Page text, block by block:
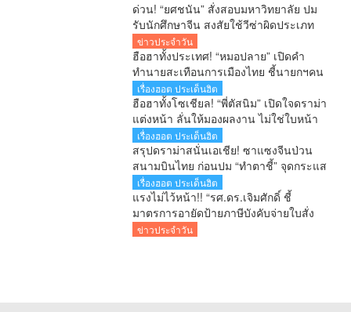
ด่วน! “ยศชนัน” สั่งสอบมหาวิทยาลัย ปม
รับนักศึกษาจีน สงสัยใช้วีซ่าผิดประเภท
ลั่นพบจะเอาผิด
ข่าวประจำวัน
ฮือฮาทั้งประเทศ! “หมอปลาย” เปิดคำ
ทำนายสะเทือนการเมืองไทย ชี้นายกฯคน
ใหม่ หนุ่มหน้าใหม่ พรรคใหม่ โปรไฟล์
แกร่ง แบ็กแน่น ท่านยมบอก
เรื่องฮอต ประเด็นฮิต
ฮือฮาทั้งโซเชียล! “พี่ตัสนิม” เปิดใจดราม่า
แต่งหน้า ลั่นให้มองผลงาน ไม่ใช่ใบหน้า
เตือนคอมเมนต์เกินเลยระวังผิดกฎหมาย
เรื่องฮอต ประเด็นฮิต
สรุปดราม่าสนั่นเอเชีย! ซาแซงจีนป่วน
สนามบินไทย ก่อนปม “ทำตาชี้” จุดกระแส
เดือดข้ามประเทศ
เรื่องฮอต ประเด็นฮิต
แรงไม่ไว้หน้า!! “รศ.ดร.เจิมศักดิ์ ชี้
มาตรการอายัดป้ายภาษีบังคับจ่ายใบสั่ง
รัฐกำลังลงโทษประชาชนก่อนศาลตัดสิน
ข่าวประจำวัน